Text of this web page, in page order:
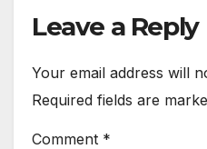
Leave a Reply
Your email address will
Required fields are
Comment *